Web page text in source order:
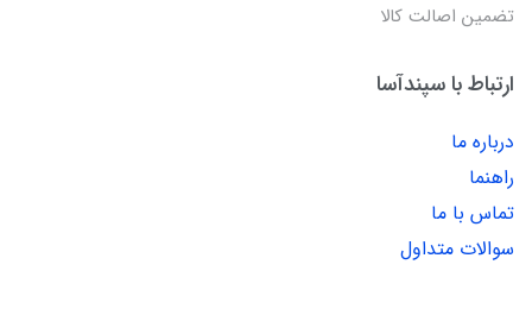
تضمین اصالت کالا
ارتباط با سپندآسا
درباره ما
راهنما
تماس با ما
سوالات متداول